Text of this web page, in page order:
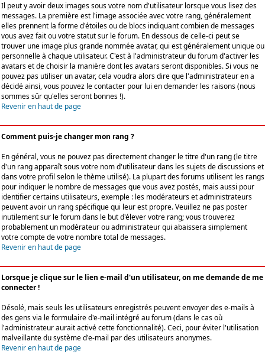
Il peut y avoir deux images sous votre nom d'utilisateur lorsque vous lisez des
messages. La première est l'image associée avec votre rang, généralement
elles prennent la forme d'étoiles ou de blocs indiquant combien de messages
vous avez fait ou votre statut sur le forum. En dessous de celle-ci peut se
trouver une image plus grande nommée avatar, qui est généralement unique ou
personnelle à chaque utilisateur. C'est à l'administrateur du forum d'activer les
avatars et de choisir la manière dont les avatars seront disponibles. Si vous ne
pouvez pas utiliser un avatar, cela voudra alors dire que l'administrateur en a
décidé ainsi, vous pouvez le contacter pour lui en demander les raisons (nous
sommes sûr qu'elles seront bonnes !).
Revenir en haut de page
Comment puis-je changer mon rang ?
En général, vous ne pouvez pas directement changer le titre d'un rang (le titre
d'un rang apparaît sous votre nom d'utilisateur dans les sujets de discussions et
dans votre profil selon le thème utilisé). La plupart des forums utilisent les rangs
pour indiquer le nombre de messages que vous avez postés, mais aussi pour
identifier certains utilisateurs, exemple : les modérateurs et administrateurs
peuvent avoir un rang spécifique qui leur est propre. Veuillez ne pas poster
inutilement sur le forum dans le but d'élever votre rang; vous trouverez
probablement un modérateur ou administrateur qui abaissera simplement
votre compte de votre nombre total de messages.
Revenir en haut de page
Lorsque je clique sur le lien e-mail d'un utilisateur, on me demande de me
connecter !
Désolé, mais seuls les utilisateurs enregistrés peuvent envoyer des e-mails à
des gens via le formulaire d'e-mail intégré au forum (dans le cas où
l'administrateur aurait activé cette fonctionnalité). Ceci, pour éviter l'utilisation
malveillante du système d'e-mail par des utilisateurs anonymes.
Revenir en haut de page